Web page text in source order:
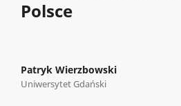
Polsce
Patryk Wierzbowski
Uniwersytet Gdański